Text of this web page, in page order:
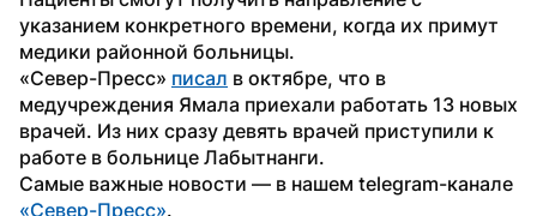
указанием конкретного времени, когда их примут
медики районной больницы.
«Север-Пресс» писал в октябре, что в
медучреждения Ямала приехали работать 13 новых
врачей. Из них сразу девять врачей приступили к
работе в больнице Лабытнанги.
«Север-Пресс».